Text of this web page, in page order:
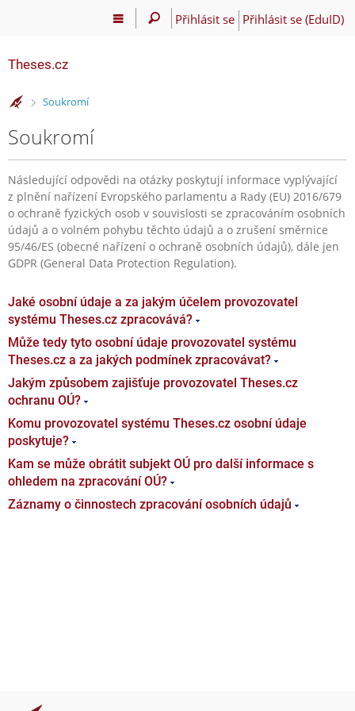
Přihlásit se Přihlásit se (EduID)
Theses.cz
>
Soukromí
Soukromí
Následující odpovědi na otázky poskytují informace vyplývající
z plnění nařízení Evropského parlamentu a Rady (EU) 2016/679
o ochraně fyzických osob v souvislosti se zpracováním osobních
údajů a o volném pohybu těchto údajů a o zrušení směrnice
95/46/ES (obecné nařízení o ochraně osobních údajů), dále jen
GDPR (General Data Protection Regulation).
Jaké osobní údaje a za jakým účelem provozovatel
systému Theses.cz zpracovává?
Může tedy tyto osobní údaje provozovatel systému
Theses.cz a za jakých podmínek zpracovávat?
Jakým způsobem zajišťuje provozovatel Theses.cz
ochranu OÚ?
Komu provozovatel systému Theses.cz osobní údaje
poskytuje?
Kam se může obrátit subjekt OÚ pro další informace s
ohledem na zpracování OÚ?
Záznamy o činnostech zpracování osobních údajů